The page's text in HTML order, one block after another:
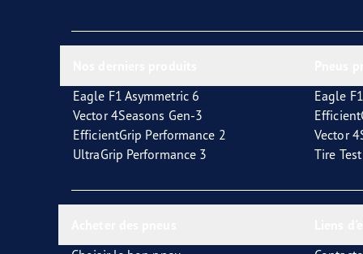
Eagle F1 Asymmetric 6
Vector 4Seasons Gen-3
EfficientGrip Performance 2
UltraGrip Performance 3
Eagle
Vector
Tire